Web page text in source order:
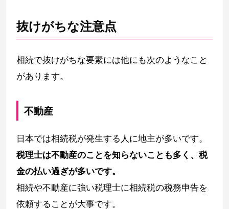
抜けがちな注意点
相続で抜けがちな要素には他にも次のようなこと
があります。
不動産
日本では相続税が発生する人に地主が多いです。
税理士は不動産のことを知らないことも多く、税
金の払い過ぎが多いです。
相続や不動産に強い税理士に相続税の税務申告を
依頼することが大事です。